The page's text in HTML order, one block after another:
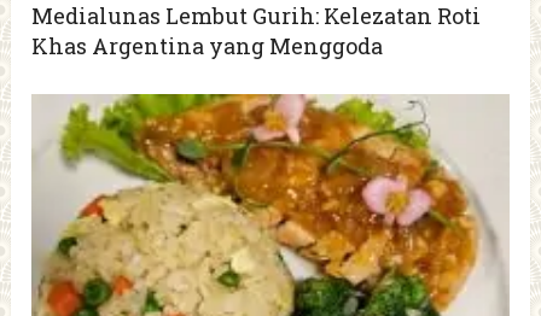
Medialunas Lembut Gurih: Kelezatan Roti
Khas Argentina yang Menggoda